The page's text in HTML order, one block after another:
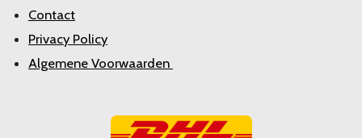
Contact
Privacy Policy
Algemene Voorwaarden